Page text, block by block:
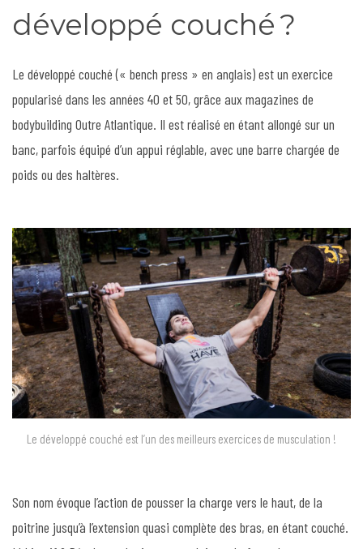
développé couché ?
Le développé couché (« bench press » en anglais) est un exercice
popularisé dans les années 40 et 50, grâce aux magazines de
bodybuilding Outre Atlantique. Il est réalisé en étant allongé sur un
banc, parfois équipé d’un appui réglable, avec une barre chargée de
poids ou des haltères.
Le développé couché est l’un des meilleurs exercices de musculation !
Son nom évoque l’action de pousser la charge vers le haut, de la
poitrine jusqu’à l’extension quasi complète des bras, en étant couché.